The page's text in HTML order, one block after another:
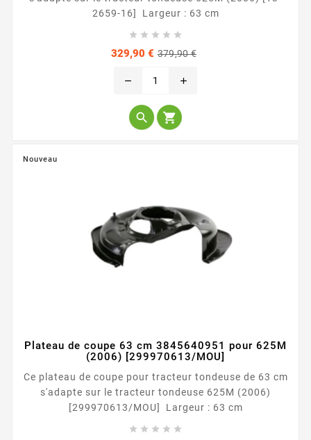
2659-16] Largeur : 63 cm
    
329,90 € 379,90 €
remove add
 
Nouveau
Plateau de coupe 63 cm 3845640951 pour 625M
(2006) [299970613/MOU]
Ce plateau de coupe pour tracteur tondeuse de 63 cm
s'adapte sur le tracteur tondeuse 625M (2006)
[299970613/MOU] Largeur : 63 cm
    